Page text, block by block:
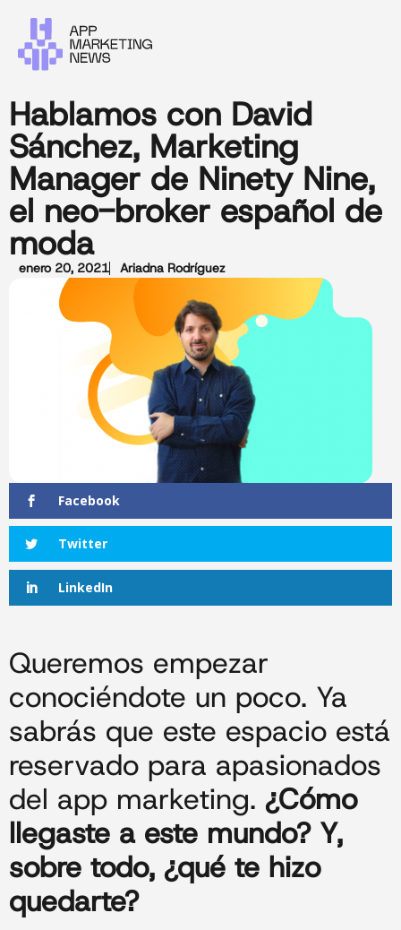
Hablamos con David
Sánchez, Marketing
Manager de Ninety Nine,
el neo-broker español de
moda
enero 20, 2021 Ariadna Rodríguez
Facebook
Twitter
LinkedIn
Queremos empezar
conociéndote un poco. Ya
sabrás que este espacio está
reservado para apasionados
del app marketing. ¿Cómo
llegaste a este mundo? Y,
sobre todo, ¿qué te hizo
quedarte?